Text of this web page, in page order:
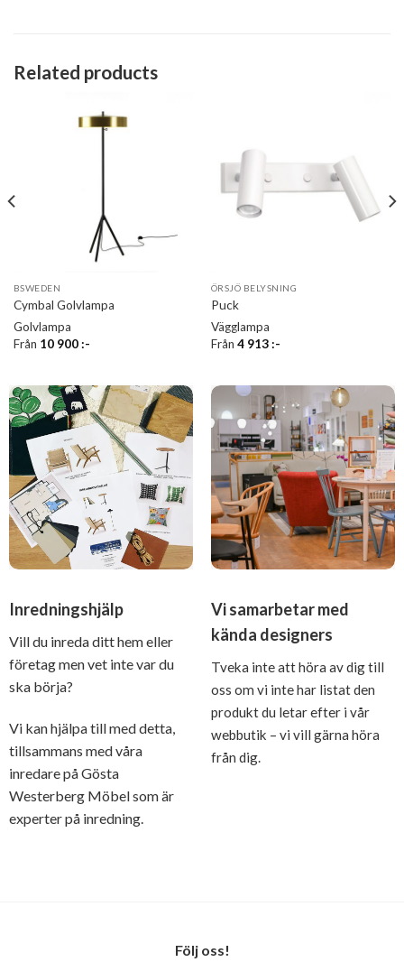
Related products
BSWEDEN
Cymbal Golvlampa
Golvlampa
Från 10 900:-
ÖRSJÖ BELYSNING
Puck
Vägglampa
Från 4 913:-
Inredningshjälp
Vill du inreda ditt hem eller
företag men vet inte var du
ska börja?
Vi kan hjälpa till med detta,
tillsammans med våra
inredare på Gösta
Westerberg Möbel som är
experter på inredning.
Vi samarbetar med
kända designers
Tveka inte att höra av dig till
oss om vi inte har listat den
produkt du letar efter i vår
webbutik – vi vill gärna höra
från dig.
Följ oss!